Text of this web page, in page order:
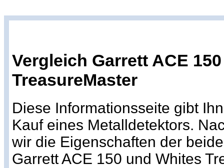
Vergleich Garrett ACE
TreasureMaster
Diese Informationsseite gibt
Kauf eines Metalldetektors.
wir die Eigenschaften der
Garrett ACE 150 und Whites